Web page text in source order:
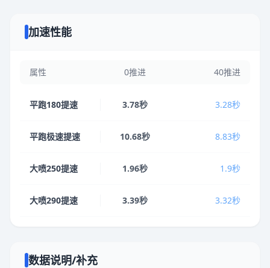
加速性能
属性 0推进 40推进
平跑180提速 3.78秒 3.28秒
平跑极速提速 10.68秒 8.83秒
大喷250提速 1.96秒 1.9秒
大喷290提速 3.39秒 3.32秒
数据说明/补充